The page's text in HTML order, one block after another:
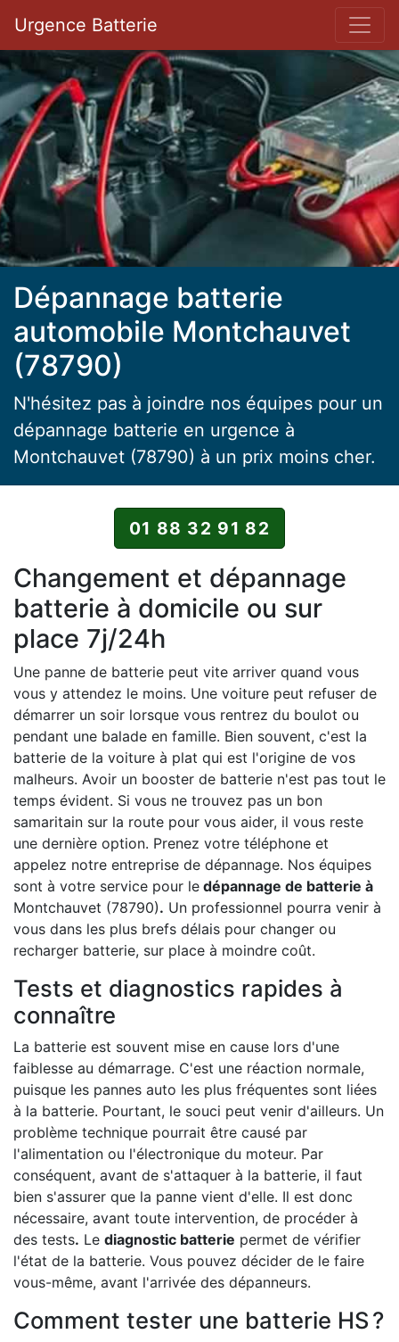
Urgence Batterie Bar
Dépannage batterie
automobile Montchauvet
(78790)
N'hésitez pas à joindre nos équipes pour un
dépannage batterie en urgence à
Montchauvet (78790) à un prix moins cher.
01 88 32 91 82
Changement et dépannage
batterie à domicile ou sur
place 7j/24h
Une panne de batterie peut vite arriver quand vous
vous y attendez le moins. Une voiture peut refuser de
démarrer un soir lorsque vous rentrez du boulot ou
pendant une balade en famille. Bien souvent, c'est la
batterie de la voiture à plat qui est l'origine de vos
malheurs. Avoir un booster de batterie n'est pas tout le
temps évident. Si vous ne trouvez pas un bon
samaritain sur la route pour vous aider, il vous reste
une dernière option. Prenez votre téléphone et
appelez notre entreprise de dépannage. Nos équipes
sont à votre service pour le dépannage de batterie à
Montchauvet (78790). Un professionnel pourra venir à
vous dans les plus brefs délais pour changer ou
recharger batterie, sur place à moindre coût.
Tests et diagnostics rapides à
connaître
La batterie est souvent mise en cause lors d'une
faiblesse au démarrage. C'est une réaction normale,
puisque les pannes auto les plus fréquentes sont liées
à la batterie. Pourtant, le souci peut venir d'ailleurs. Un
problème technique pourrait être causé par
l'alimentation ou l'électronique du moteur. Par
conséquent, avant de s'attaquer à la batterie, il faut
bien s'assurer que la panne vient d'elle. Il est donc
nécessaire, avant toute intervention, de procéder à
des tests. Le diagnostic batterie permet de vérifier
l'état de la batterie. Vous pouvez décider de le faire
vous-même, avant l'arrivée des dépanneurs.
Comment tester une batterie HS ?